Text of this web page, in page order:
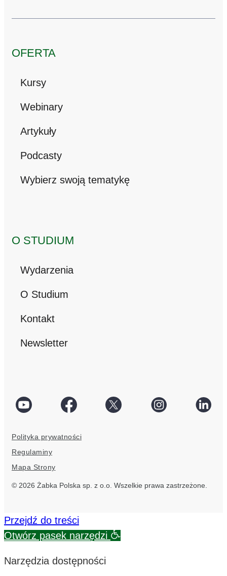
OFERTA
Kursy
Webinary
Artykuły
Podcasty
Wybierz swoją tematykę
O STUDIUM
Wydarzenia
O Studium
Kontakt
Newsletter
© 2026 Żabka Polska sp. z o.o. Wszelkie prawa zastrzeżone.
social
Facebook
link
Twitter
Instagram
Polityka prywatności
Regulaminy
Mapa Strony
Przejdź do treści
Otwórz pasek narzędzi
Narzędzia dostępności